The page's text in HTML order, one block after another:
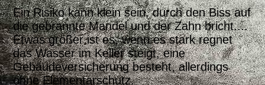
Ein Risiko kann klein sein, durch den Biss auf
die gebrannte Mandel und der Zahn bricht....
Etwas größer ist es, wenn es stark regnet
das Wasser im Keller steigt, eine
Gebäudeversicherung besteht, allerdings
ohne Elementarschutz.